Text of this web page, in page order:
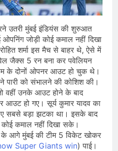
उतरी मुंबई इंडियंस की शुरुआत
जोड़ी कोई कमाल नहीं दिखा
शर्मा इस मैच से बाहर थे, ऐसे में
जैक्स 5 रन बना कर पवेलियन
के दोनों ओपनर आउट हो चुक थे।
पारी को संभालने की कोशिश की।
वहीं उनके आउट होने के बाद
आउट हो गए। सूर्य कुमार यादव का
सबसे बड़ा झटका था। इसके बाद
कमाल नहीं दिखा सके।
के आगे मुंबई की टीम 5 विकेट खोकर
Super Giants win) पाई।